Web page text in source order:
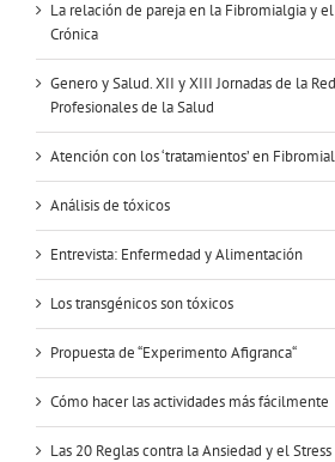
La relación de pareja en la Fibromialgia y
Crónica
Genero y Salud. XII y XIII Jornadas de la
Profesionales de la Salud
Atención con los ‘tratamientos’ en
Análisis de tóxicos
Entrevista: Enfermedad y Alimentación
Los transgénicos son tóxicos
Propuesta de “Experimento Afigranca“
Cómo hacer las actividades más fácilmente
Las 20 Reglas contra la Ansiedad y el Stress